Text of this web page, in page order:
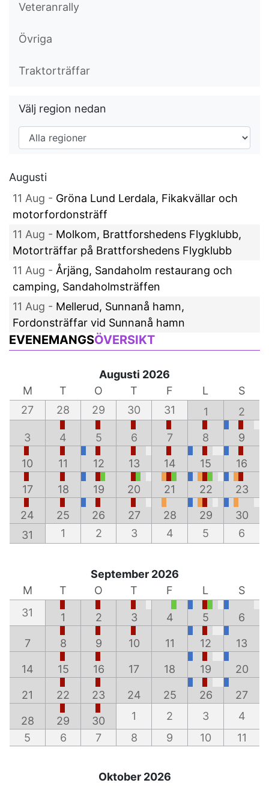
Veteranrally
Övriga
Traktorträffar
Välj region nedan
Augusti
11 Aug - Gröna Lund Lerdala, Fikakvällar och
motorfordonsträff
11 Aug - Molkom, Brattforshedens Flygklubb,
Motorträffar på Brattforshedens Flygklubb
11 Aug - Årjäng, Sandaholm restaurang och
camping, Sandaholmsträffen
11 Aug - Mellerud, Sunnanå hamn,
Fordonsträffar vid Sunnanå hamn
EVENEMANGSÖVERSIKT
Augusti 2026
M
T O T F L
S
27
28 29 30 31 1 2
3 4 5 6 7 8 9
10 11 12 13 14 15 16
17 18 19 20 21 22 23
24 25 26 27 28 29
30
31
1 2 3 4 5 6
September 2026
M
T O T F L
S
31
1 2 3 4 5 6
7 8 9 10 11 12 13
14 15 16 17 18 19 20
21 22 23 24 25 26 27
28 29 30 1 2 3
4
5
6 7 8 9 10 11
Oktober 2026